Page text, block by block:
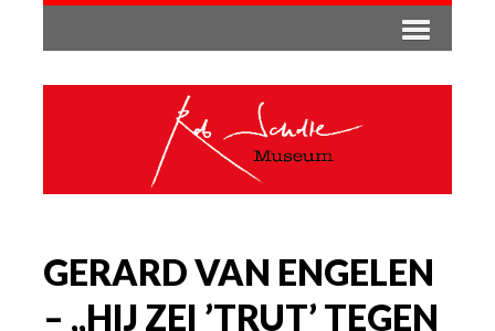
GERARD VAN ENGELEN
– ,,HIJ ZEI ’TRUT’ TEGEN